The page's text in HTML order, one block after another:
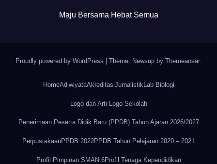
Maju Bersama Hebat Semua
Proudly powered by WordPress Theme: Newsup by Themeansar.
HomeAdiwiyataAkreditasiJurnalistik Lab Biologi
Logo dan Arti Logo Sekolah
Penerimaan Peserta Didik Baru (PPDB) Tahun Ajaran 2026/2027
PerpustakaanPPDB 2022PPDB Tahun Pelajaran 2020 – 2021
Profil Pimpinan SMAN 6Profil Tenaga Kependidikan